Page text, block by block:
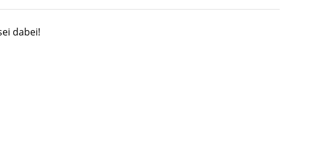
dabei!